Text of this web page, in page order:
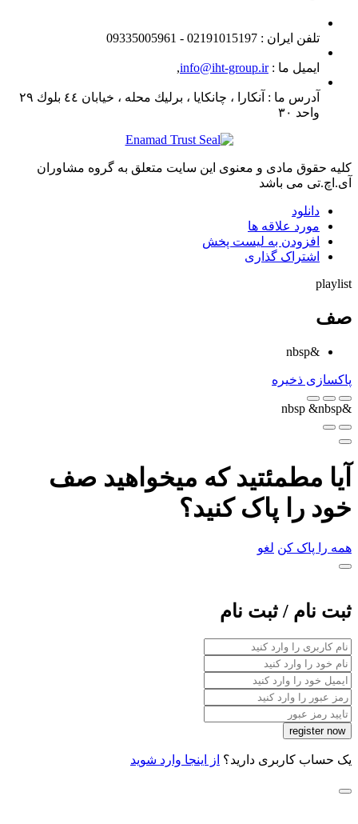
تلفن ايران : 02191015197 - 09335005961
ایمیل ما : info@iht-group.ir
,
آدرس ما :
آنكارا ، چانكايا ، برليك محله ، خيابان ٤٤ بلوك ٢٩
واحد ٣٠
کلیه حقوق مادی و معنوی این سایت متعلق به گروه مشاوران
آی.اچ.تی می باشد
دانلود
مورد علاقه ها
افزودن به لیست پخش
اشتراک گذاری
playlist
صف
&nbsp
پاکسازی ذخیره
&nbsp
&nbsp
آیا مطمئتید که میخواهید صف
خود را پاک کنید؟
همه را پاک کن لغو
ثبت نام / ثبت نام
یک حساب کاربری دارید؟ از اینجا وارد شوید